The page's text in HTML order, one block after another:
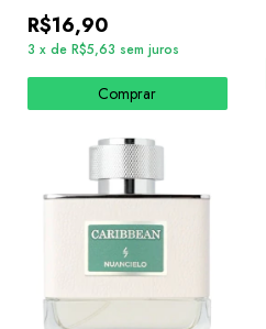
R$16,90
3 x de R$5,63 sem juros
Comprar